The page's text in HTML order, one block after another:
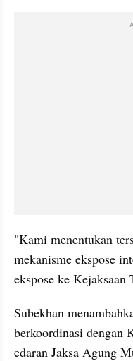
"Kami menentukan
mekanisme ekspose
ekspose ke Kejaksaan
Subekhan
berkoordinasi dengan
edaran Jaksa Agung